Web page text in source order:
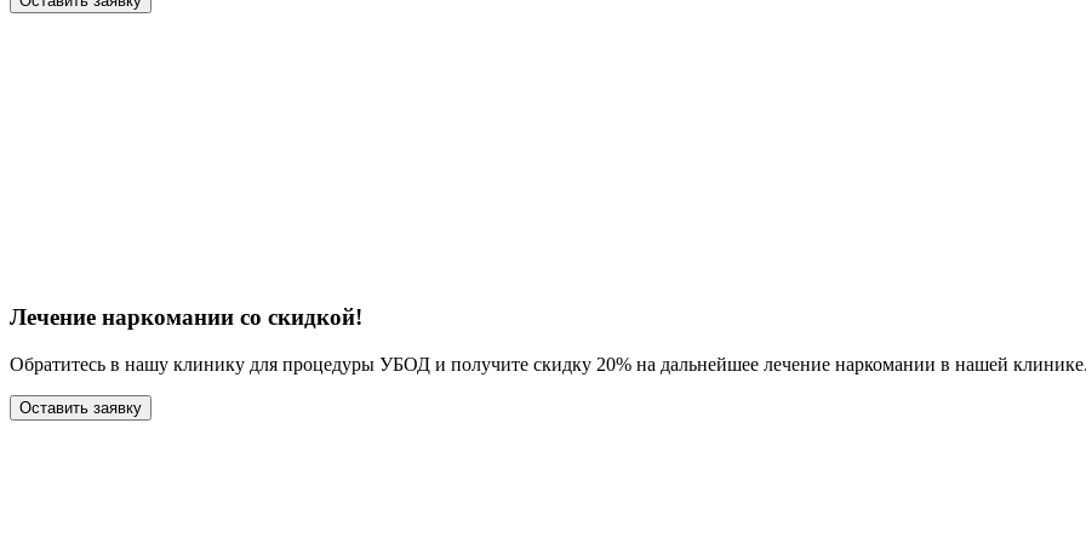
Лечение наркомании со скидкой!
Обратитесь в нашу клинику для процедуры УБОД и получите скидку 20% на дальнейшее лечение наркомании в нашей
Оставить заявку